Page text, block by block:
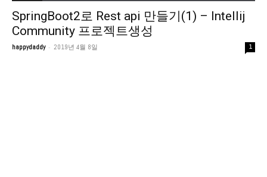
SpringBoot2로 Rest api 만들기(1) – Intellij
Community 프로젝트생성
happydaddy - 2019년 4월 8일 1